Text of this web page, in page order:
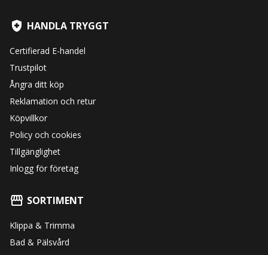
HANDLA TRYGGT
Certifierad E-handel
Trustpilot
Ångra ditt köp
Reklamation och retur
Köpvillkor
Policy och cookies
Tillgänglighet
Inlogg för företag
SORTIMENT
Klippa & Trimma
Bad & Pälsvård